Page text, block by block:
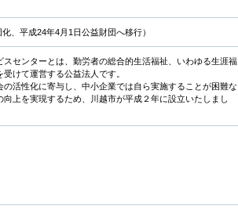
、平成24年4月1日公益財団へ移行）
センターとは、勤労者の総合的生活福祉、いわゆる生涯福
けて運営する公益法人です。
活性化に寄与し、中小企業では自ら実施することが困難な
上を実現するため、川越市が平成２年に設立いたしまし